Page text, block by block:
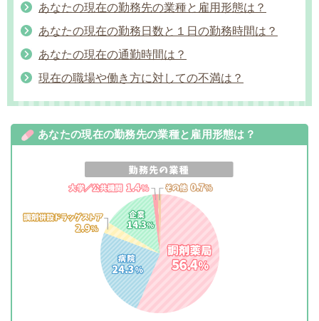
あなたの現在の勤務先の業種と雇用形態は？
あなたの現在の勤務日数と１日の勤務時間は？
あなたの現在の通勤時間は？
現在の職場や働き方に対しての不満は？
あなたの現在の勤務先の業種と雇用形態は？